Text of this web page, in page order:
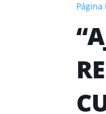
Página